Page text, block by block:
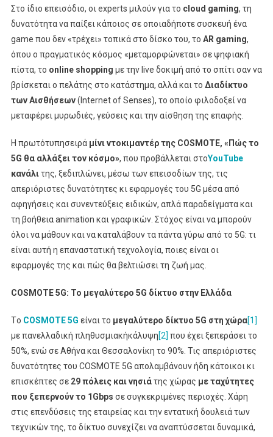
Στο ίδιο επεισόδιο, οι experts μιλούν για το cloud gaming, τη
δυνατότητα να παίξει κάποιος σε οποιαδήποτε συσκευή ένα
game που δεν «τρέχει» τοπικά στο δίσκο του, το AR gaming,
όπου ο πραγματικός κόσμος «μεταμορφώνεται» σε ψηφιακή
πίστα, το online shopping με την live δοκιμή από το σπίτι σαν να
βρίσκεται ο πελάτης στο κατάστημα, αλλά και το Διαδίκτυο
των Αισθήσεων(Internet of Senses), το οποίο φιλοδοξεί να
μεταφέρει μυρωδιές, γεύσεις και την αίσθηση της επαφής.
Η πρωτότυπησειράμίνι ντοκιμαντέρ της COSMOTE, «Πώς το
5G θα αλλάξει τον κόσμο», που προβάλλεται στοYouTube
κανάλιτης, ξεδιπλώνει, μέσω των επεισοδίων της, τις
απεριόριστες δυνατότητες κι εφαρμογές του 5G μέσα από
αφηγήσεις και συνεντεύξεις ειδικών, απλά παραδείγματα και
τη βοήθεια animation και γραφικών. Στόχος είναι να μπορούν
όλοι να μάθουν και να καταλάβουν τα πάντα γύρω από το 5G: τι
είναι αυτή η επαναστατική τεχνολογία, ποιες είναι οι
εφαρμογές της και πώς θα βελτιώσει τη ζωή μας.
COSMOTE5G: Το μεγαλύτερο 5G δίκτυο στην Ελλάδα
Tο COSMOTE5G είναι το μεγαλύτερο δίκτυο 5G στη χώρα[1]
με πανελλαδική πληθυσμιακήκάλυψη[2] που έχει ξεπεράσει το
50%, ενώ σε Αθήνα και Θεσσαλονίκη το 90%. Τις απεριόριστες
δυνατότητες του COSMOTE 5G απολαμβάνουν ήδη κάτοικοι κι
επισκέπτες σε 29 πόλεις και νησιάτης χώρας με ταχύτητες
που ξεπερνούν το 1Gbps σε συγκεκριμένες περιοχές. Χάρη
στις επενδύσεις της εταιρείας και την εντατική δουλειά των
τεχνικών της, το δίκτυο συνεχίζει να αναπτύσσεται δυναμικά,